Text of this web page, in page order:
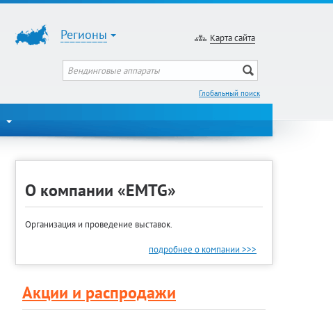
Регионы Карта сайта
Глобальный поиск
О компании «EMTG»
Организация и проведение выставок.
подробнее о компании >>>
Акции и распродажи